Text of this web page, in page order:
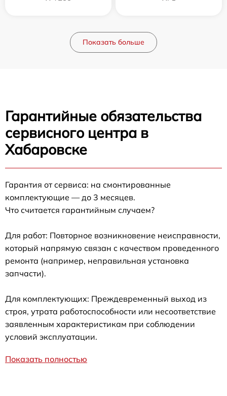
Показать больше
Гарантийные обязательства
сервисного центра в
Хабаровске
Гарантия от сервиса: на смонтированные
комплектующие — до 3 месяцев.
Что считается гарантийным случаем?
Для работ: Повторное возникновение неисправности,
который напрямую связан с качеством проведенного
ремонта (например, неправильная установка
запчасти).
Для комплектующих: Преждевременный выход из
строя, утрата работоспособности или несоответствие
заявленным характеристикам при соблюдении
условий эксплуатации.
Показать полностью